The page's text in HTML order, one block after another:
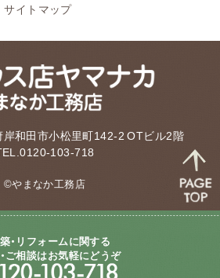
サイトマップ
和田市小松里町142-2 OTビル2階
103-718
©やまなか工務店
・リフォームに関する
ご相談はお気軽にどうぞ